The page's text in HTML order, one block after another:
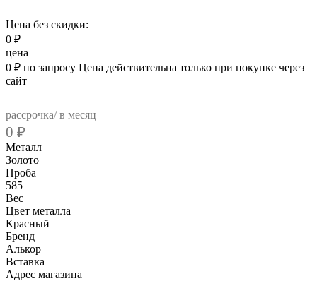
Цена без скидки:
0 ₽
цена
0 ₽ по запросу Цена действительна только при покупке через
сайт
рассрочка/ в месяц
0 ₽
Металл
Золото
Проба
585
Вес
Цвет металла
Красный
Бренд
Алькор
Вcтавка
Адрес магазина